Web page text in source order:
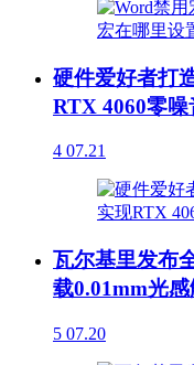
硬件爱好者打
RTX 4060零
4 07.21
瓦尔基里发布
载0.01mm光
5 07.20